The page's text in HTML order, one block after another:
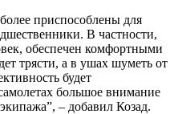
приспособлены для
В частности,
обеспечен комфортными
трясти, а в ушах шуметь от
будет
большое внимание
– добавил Козад.